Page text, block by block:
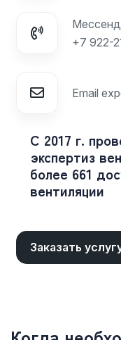
+7 922-
Email
С 2017 г.
экспертиз
более 661
вентиляции
Заказать